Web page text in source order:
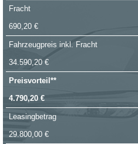
Fracht
690,20 €
Fahrzeugpreis inkl. Fracht
34.590,20 €
Preisvorteil**
4.790,20 €
Leasingbetrag
29.800,00 €